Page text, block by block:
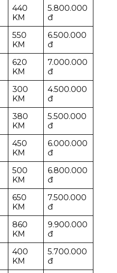
440
KM
5.800.000
đ
550
KM
6.500.000
đ
620
KM
7.000.000
đ
300
KM
4.500.000
đ
380
KM
5.500.000
đ
450
KM
6.000.000
đ
500
KM
6.800.000
đ
650
KM
7.500.000
đ
860
KM
9.900.000
đ
400
KM
5.700.000
đ